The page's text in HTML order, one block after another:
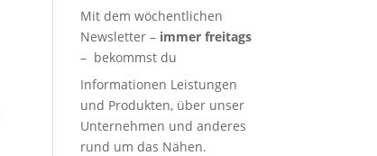
Mit dem wöchentlichen
Newsletter – immer freitags
– bekommst du
Informationen Leistungen
und Produkten, über unser
Unternehmen und anderes
rund um das Nähen.